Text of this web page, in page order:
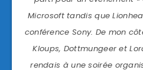
Microsoft tandis que
conférence Sony. De mon
Kloups, Dottmungeer et
rendais à une soirée